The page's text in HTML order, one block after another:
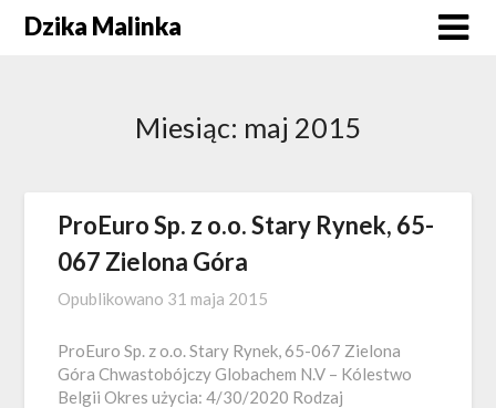
SkipDzika Malinka
Miesiąc: maj 2015
ProEuro Sp. z o.o. Stary Rynek, 65-
067 Zielona Góra
Opublikowano 31 maja 2015
ProEuro Sp. z o.o. Stary Rynek, 65-067 Zielona
Góra Chwastobójczy Globachem N.V – Kólestwo
Belgii Okres użycia: 4/30/2020 Rodzaj